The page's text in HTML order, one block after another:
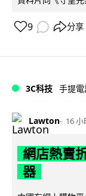
9 分享
3C科技 手提
Lawton 16 小
網店熱賣
器